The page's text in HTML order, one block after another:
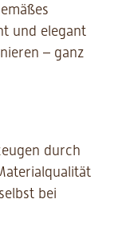
und elegant
– ganz
durch
bei